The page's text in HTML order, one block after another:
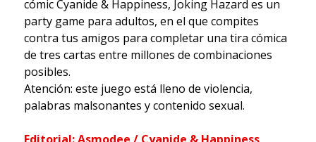
cómic Cyanide & Happiness, Joking Hazard es un
party game para adultos, en el que compites
contra tus amigos para completar una tira cómica
de tres cartas entre millones de combinaciones
posibles.
Atención: este juego está lleno de violencia,
palabras malsonantes y contenido sexual.